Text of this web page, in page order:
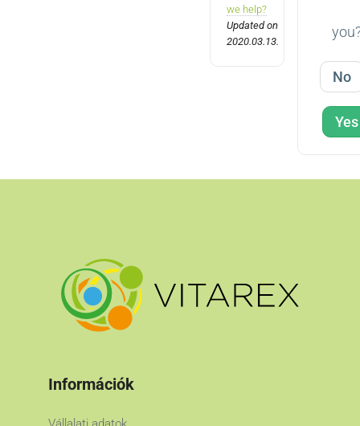
we help?
Updated on
2020.03.13.
No
Yes
Információk